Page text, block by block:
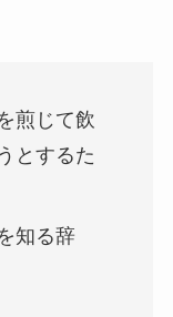
煎じて飲
とするた
知る辞